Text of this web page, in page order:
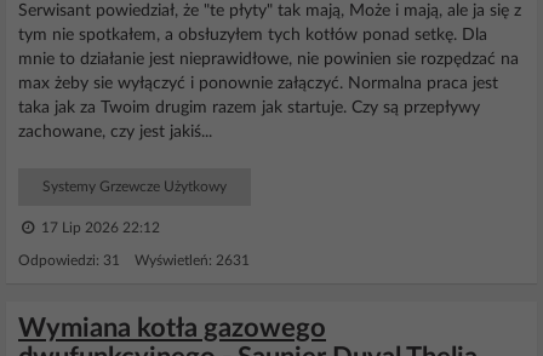
Serwisant powiedział, że "te płyty" tak mają, Może i mają, ale ja się z
tym nie spotkałem, a obsłuzyłem tych kotłów ponad setkę. Dla
mnie to działanie jest nieprawidłowe, nie powinien sie rozpędzać na
max żeby sie wyłączyć i ponownie załączyć. Normalna praca jest
taka jak za Twoim drugim razem jak startuje. Czy są przepływy
zachowane, czy jest jakiś...
Systemy Grzewcze Użytkowy
17 Lip 2026 22:12
Odpowiedzi: 31 Wyświetleń: 2631
Wymiana kotła gazowego